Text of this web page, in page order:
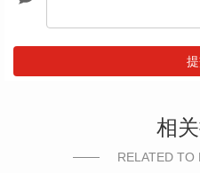
相
RELATED TO